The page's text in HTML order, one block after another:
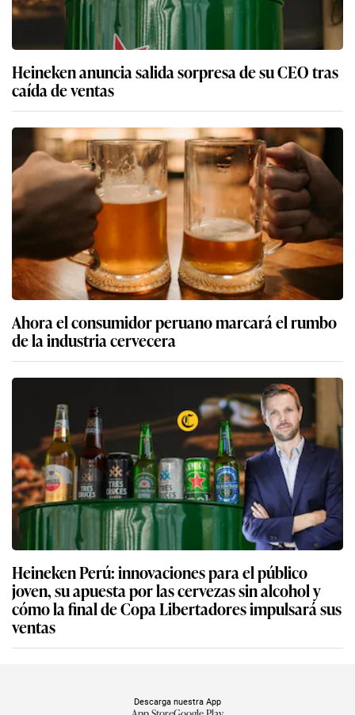
Heineken anuncia salida sorpresa de su CEO tras
caída de ventas
Ahora el consumidor peruano marcará el rumbo
de la industria cervecera
Heineken Perú: innovaciones para el público
joven, su apuesta por las cervezas sin alcohol y
cómo la final de Copa Libertadores impulsará sus
ventas
Descarga nuestra App